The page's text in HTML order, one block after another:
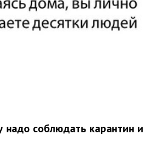
надо соблюдать карантин и